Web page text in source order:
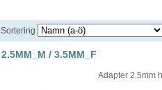
Sortering
2.5MM_M / 3.5MM_F
Adapter 2.5mm